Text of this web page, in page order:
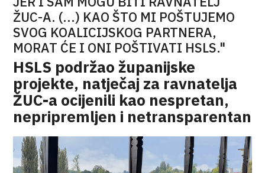
ŽUC-A. (...) KAO ŠTO MI POŠTUJEMO
SVOG KOALICIJSKOG PARTNERA,
MORAT ĆE I ONI POŠTIVATI HSLS."
HSLS podržao županijske
projekte, natječaj za ravnatelja
ŽUC-a ocijenili kao nespretan,
nepripremljen i netransparentan